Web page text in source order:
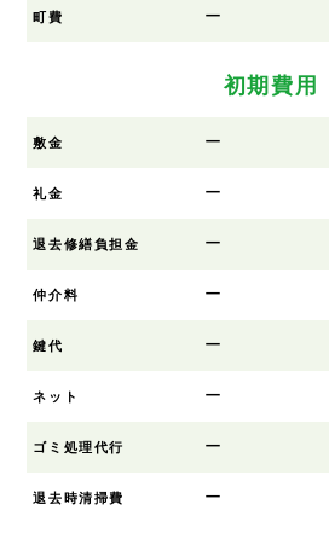
町費 ー
初期費用
敷金 ー
礼金 ー
退去修繕負担金 ー
仲介料 ー
鍵代 ー
ネット ー
ゴミ処理代行 ー
退去時清掃費 ー